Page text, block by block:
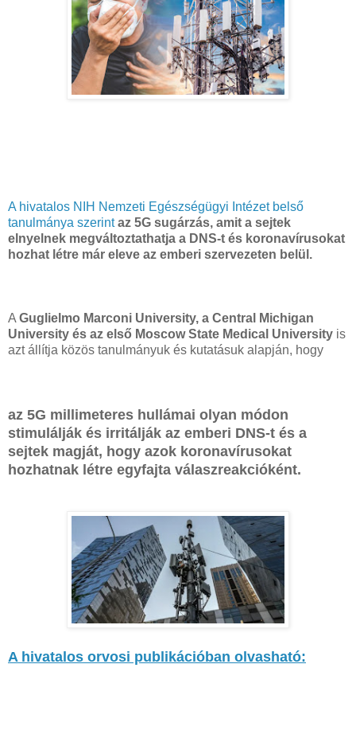
A hivatalos NIH Nemzeti Egészségügyi Intézet belső
tanulmánya szerint az 5G sugárzás, amit a sejtek
elnyelnek megváltoztathatja a DNS-t és koronavírusokat
hozhat létre már eleve az emberi szervezeten belül.
A Guglielmo Marconi University, a Central Michigan
University és az első Moscow State Medical University is
azt állítja közös tanulmányuk és kutatásuk alapján, hogy
az 5G millimeteres hullámai olyan módon
stimulálják és irritálják az emberi DNS-t és a
sejtek magját, hogy azok koronavírusokat
hozhatnak létre egyfajta válaszreakcióként.
A hivatalos orvosi publikációban olvasható: